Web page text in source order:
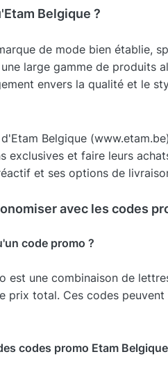
Belgique ?
de mode bien établie,
large gamme de produits
envers la qualité et le
Belgique
exclusives et faire leurs
et ses options de
avec les codes
code promo ?
est une combinaison de
prix total. Ces codes
codes promo Etam